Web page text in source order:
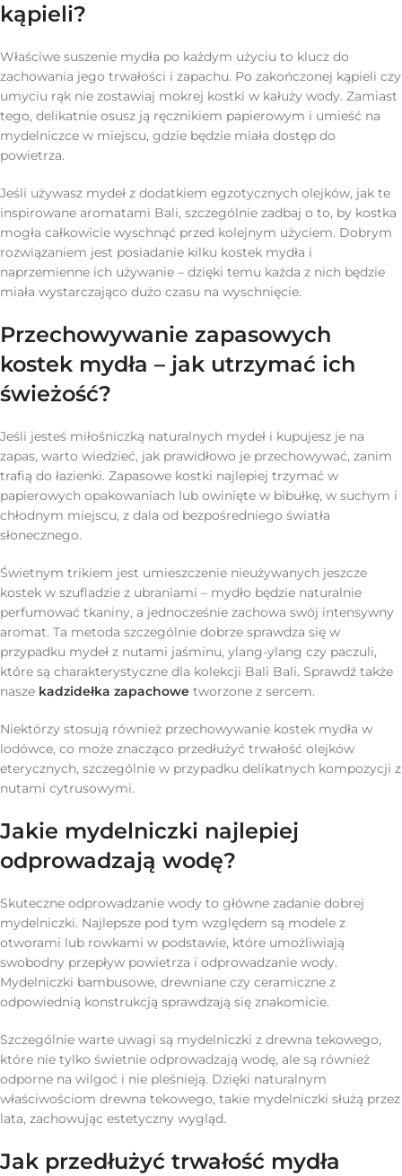
kąpieli?
Właściwe suszenie mydła po każdym użyciu to klucz do
zachowania jego trwałości i zapachu. Po zakończonej kąpieli czy
umyciu rąk nie zostawiaj mokrej kostki w kałuży wody. Zamiast
tego, delikatnie osusz ją ręcznikiem papierowym i umieść na
mydelniczce w miejscu, gdzie będzie miała dostęp do
powietrza.
Jeśli używasz mydeł z dodatkiem egzotycznych olejków, jak te
inspirowane aromatami Bali, szczególnie zadbaj o to, by kostka
mogła całkowicie wyschnąć przed kolejnym użyciem. Dobrym
rozwiązaniem jest posiadanie kilku kostek mydła i
naprzemienne ich używanie – dzięki temu każda z nich będzie
miała wystarczająco dużo czasu na wyschnięcie.
Przechowywanie zapasowych
kostek mydła – jak utrzymać ich
świeżość?
Jeśli jesteś miłośniczką naturalnych mydeł i kupujesz je na
zapas, warto wiedzieć, jak prawidłowo je przechowywać, zanim
trafią do łazienki. Zapasowe kostki najlepiej trzymać w
papierowych opakowaniach lub owinięte w bibułkę, w suchym i
chłodnym miejscu, z dala od bezpośredniego światła
słonecznego.
Świetnym trikiem jest umieszczenie nieużywanych jeszcze
kostek w szufladzie z ubraniami – mydło będzie naturalnie
perfumować tkaniny, a jednocześnie zachowa swój intensywny
aromat. Ta metoda szczególnie dobrze sprawdza się w
przypadku mydeł z nutami jaśminu, ylang-ylang czy paczuli,
które są charakterystyczne dla kolekcji Bali Bali. Sprawdź także
nasze kadzidełka zapachowe tworzone z sercem.
Niektórzy stosują również przechowywanie kostek mydła w
lodówce, co może znacząco przedłużyć trwałość olejków
eterycznych, szczególnie w przypadku delikatnych kompozycji z
nutami cytrusowymi.
Jakie mydelniczki najlepiej
odprowadzają wodę?
Skuteczne odprowadzanie wody to główne zadanie dobrej
mydelniczki. Najlepsze pod tym względem są modele z
otworami lub rowkami w podstawie, które umożliwiają
swobodny przepływ powietrza i odprowadzanie wody.
Mydelniczki bambusowe, drewniane czy ceramiczne z
odpowiednią konstrukcją sprawdzają się znakomicie.
Szczególnie warte uwagi są mydelniczki z drewna tekowego,
które nie tylko świetnie odprowadzają wodę, ale są również
odporne na wilgoć i nie pleśnieją. Dzięki naturalnym
właściwościom drewna tekowego, takie mydelniczki służą przez
lata, zachowując estetyczny wygląd.
Jak przedłużyć trwałość mydła